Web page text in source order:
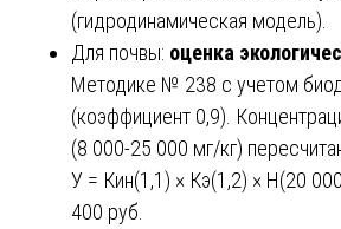
(гидродинамическая модель).
Для почвы: оценка
Методике № 238 с учетом
(коэффициент 0,9).
(8 000-25 000 мг/кг)
У = Кин(1,1) × Кэ(1,2) × Н(20
400 руб.